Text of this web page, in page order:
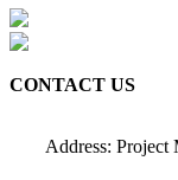
CONTACT US
Address: